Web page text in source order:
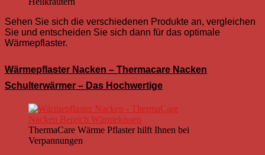
Sehen Sie sich die verschiedenen Produkte an, vergleichen
Sie und entscheiden Sie sich dann für das optimale
Wärmepflaster.
Wärmepflaster Nacken – Thermacare Nacken
Schulterwärmer – Das Hochwertige
ThermaCare Wärme Pflaster hilft Ihnen bei
Verpannungen